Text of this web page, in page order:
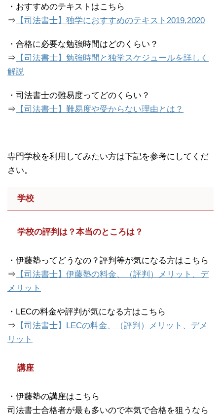
・おすすめのテキストはこちら
⇒ 【司法書士】独学におすすめのテキスト2019,2020
・合格に必要な勉強時間はどのくらい？
⇒ 【司法書士】勉強時間と独学スケジュールを詳しく
解説
・司法書士の難易度ってどのくらい？
⇒ 【司法書士】難易度や受からない理由とは？
専門学校を利用してみたい方は下記を参考にしてくだ
さい。
学校
学校の評判は？本当のところは？
・伊藤塾ってどうなの？評判等が気になる方はこちら
⇒ 【司法書士】伊藤塾の料金、（評判）メリット、デ
メリット
・LECの料金や評判が気になる方はこちら
⇒ 【司法書士】LECの料金、（評判）メリット、デメ
リット
講座
・伊藤塾の講座はこちら
司法書士合格者が最も多いので本気で合格を狙うなら